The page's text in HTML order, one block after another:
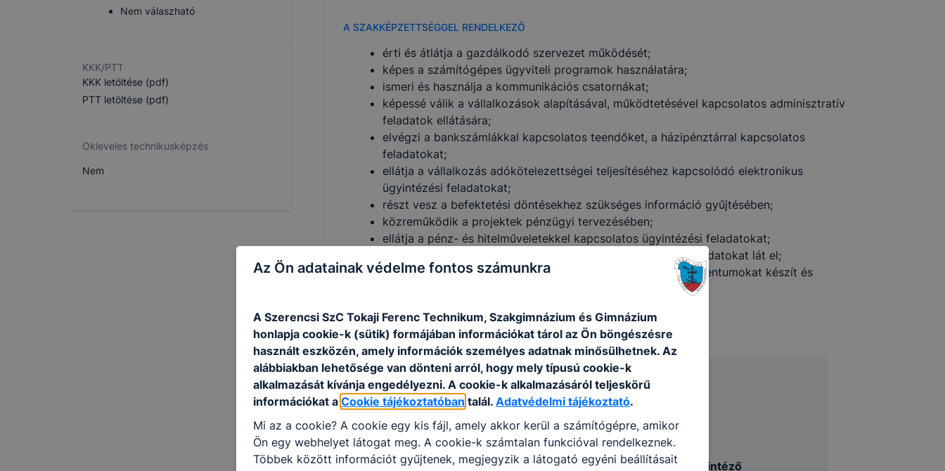
Nem válaszható
KKK/PTT
KKK letöltése (pdf)
PTT letöltése (pdf)
Okleveles technikusképzés
Nem
A SZAKKÉPZETTSÉGGEL RENDELKEZŐ
érti és átlátja a gazdálkodó szervezet működését;
képes a számítógépes ügyviteli programok használatára;
ismeri és használja a kommunikációs csatornákat;
képessé válik a vállalkozások alapításával, működtetésével kapcsolatos adminisztratív
feladatok ellátására;
elvégzi a bankszámlákkal kapcsolatos teendőket, a házipénztárral kapcsolatos
feladatokat;
ellátja a vállalkozás adókötelezettségei teljesítéséhez kapcsolódó elektronikus
ügyintézési feladatokat;
részt vesz a befektetési döntésekhez szükséges információ gyűjtésében;
közreműködik a projektek pénzügyi tervezésében;
ellátja a pénz- és hitelműveletekkel kapcsolatos ügyintézési feladatokat;
számítógépes programcsomag használatával könyvelési feladatokat lát el;
munkaköréhez kapcsolódó hagyományos és digitális dokumentumokat készít és
ISKOLASPECIFIKUS INFORMÁCIÓK A KÉPZÉSHEZ
Tanulmányi terület
kódja:
0214
Megnevezése:
Gazdálkodás és menedzsment ágazat
Tervezett létszám:
16 fő
Megszerezhető
5-0411-09-01 Pénzügyi-számviteli ügyintéző
Az Ön adatainak védelme fontos számunkra
A Szerencsi SzC Tokaji Ferenc Technikum, Szakgimnázium és Gimnázium
honlapja cookie-k (sütik) formájában információkat tárol az Ön böngészésre
használt eszközén, amely információk személyes adatnak minősülhetnek. Az
alábbiakban lehetősége van dönteni arról, hogy mely típusú cookie-k
alkalmazását kívánja engedélyezni. A cookie-k alkalmazásáról teljeskörű
információkat a Cookie tájékoztatóban talál. Adatvédelmi tájékoztató.
Mi az a cookie? A cookie egy kis fájl, amely akkor kerül a számítógépre, amikor
Ön egy webhelyet látogat meg. A cookie-k számtalan funkcióval rendelkeznek.
Többek között információt gyűjtenek, megjegyzik a látogató egyéni beállításait